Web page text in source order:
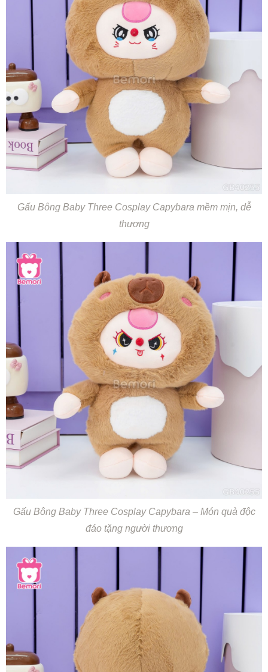
Gấu Bông Baby Three Cosplay Capybara mềm mịn, dễ
thương
Gấu Bông Baby Three Cosplay Capybara – Món quà độc
đáo tặng người thương